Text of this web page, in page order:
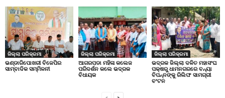
ଜିଲ୍ଲା ପରିକ୍ରମା
ଭଣ୍ଡାରିପୋଖରୀ ବିଜେପିର
ସାମ୍ବାଦିକ ସମ୍ମିଳନୀ
ଜିଲ୍ଲା ପରିକ୍ରମା
ଆଗରପଡା ମହିଳା କଲେଜ
ପରିଦର୍ଶନ କଲେ ଭଦ୍ରକ
ବିଧାୟକ
ଜିଲ୍ଲା ପରିକ୍ରମା
ଭଦ୍ରକ ଜିଲ୍ଲା ଦଳିତ ମହାସଂଘ
ପକ୍ଷରୁ ଧାମନଗରରେ ବନ୍ୟା
ବିପନ୍ନଙ୍କୁ ରିଲିଫ ସାମଗ୍ରୀ
ବଂଟନ